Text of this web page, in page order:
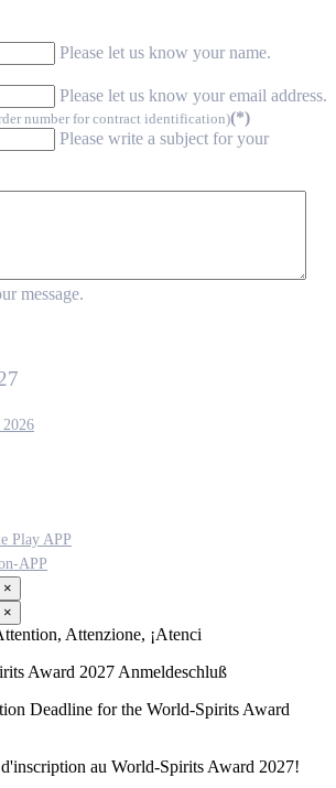
Please let us know your name.
Please let us know your email address.
number for contract identification)(*)
Please write a subject for your
message.
×
×
Attenzione, ¡Atenci
Award 2027 Anmeldeschluß
Deadline for the World-Spirits Award
au World-Spirits Award 2027!